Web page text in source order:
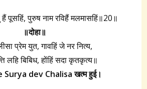
हैं पूसहिं, पुरुष नाम रविहैं मलमासहिं॥20॥
॥दोहा॥
प्रेम युत, गावहिं जे नर नित्य,
लहि बिबिध, होंहिं सदा कृतकृत्य॥
Surya dev Chalisa खत्म हुई।